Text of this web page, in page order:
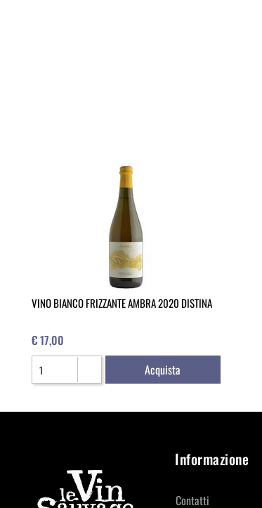
VINO BIANCO FRIZZANTE AMBRA 2020 DISTINA
€ 17,00
Quantità
Acquista
Informazione
Contatti